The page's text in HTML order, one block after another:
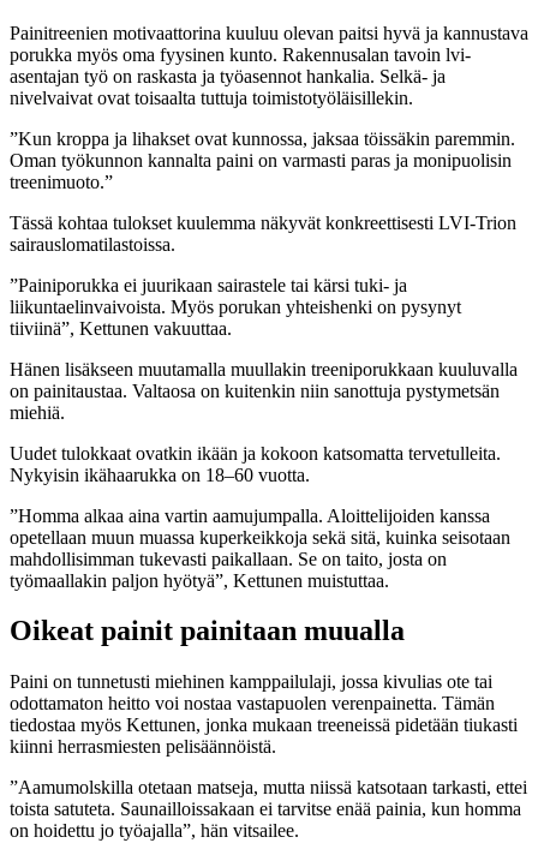
Painitreenien motivaattorina kuuluu olevan paitsi hyvä ja kannustava
porukka myös oma fyysinen kunto. Rakennusalan tavoin lvi-
asentajan työ on raskasta ja työasennot hankalia. Selkä- ja
nivelvaivat ovat toisaalta tuttuja toimistotyöläisillekin.
”Kun kroppa ja lihakset ovat kunnossa, jaksaa töissäkin paremmin.
Oman työkunnon kannalta paini on varmasti paras ja monipuolisin
treenimuoto.”
Tässä kohtaa tulokset kuulemma näkyvät konkreettisesti LVI-Trion
sairauslomatilastoissa.
”Painiporukka ei juurikaan sairastele tai kärsi tuki- ja
liikuntaelinvaivoista. Myös porukan yhteishenki on pysynyt
tiiviinä”, Kettunen vakuuttaa.
Hänen lisäkseen muutamalla muullakin treeniporukkaan kuuluvalla
on painitaustaa. Valtaosa on kuitenkin niin sanottuja pystymetsän
miehiä.
Uudet tulokkaat ovatkin ikään ja kokoon katsomatta tervetulleita.
Nykyisin ikähaarukka on 18–60 vuotta.
”Homma alkaa aina vartin aamujumpalla. Aloittelijoiden kanssa
opetellaan muun muassa kuperkeikkoja sekä sitä, kuinka seisotaan
mahdollisimman tukevasti paikallaan. Se on taito, josta on
työmaallakin paljon hyötyä”, Kettunen muistuttaa.
Oikeat painit painitaan muualla
Paini on tunnetusti miehinen kamppailulaji, jossa kivulias ote tai
odottamaton heitto voi nostaa vastapuolen verenpainetta. Tämän
tiedostaa myös Kettunen, jonka mukaan treeneissä pidetään tiukasti
kiinni herrasmiesten pelisäännöistä.
”Aamumolskilla otetaan matseja, mutta niissä katsotaan tarkasti, ettei
toista satuteta. Saunailloissakaan ei tarvitse enää painia, kun homma
on hoidettu jo työajalla”, hän vitsailee.